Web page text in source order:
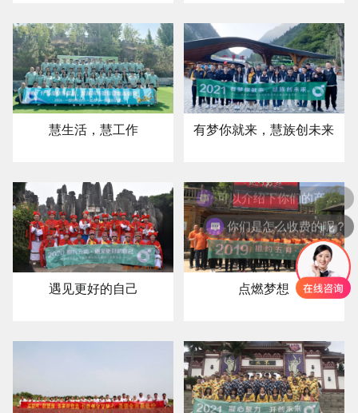
慧生活，慧工作 有梦你就来，慧族创未来
遇见更好的自己 点燃梦想
可以介绍下你们的产品么？
你们是怎么收费的呢？